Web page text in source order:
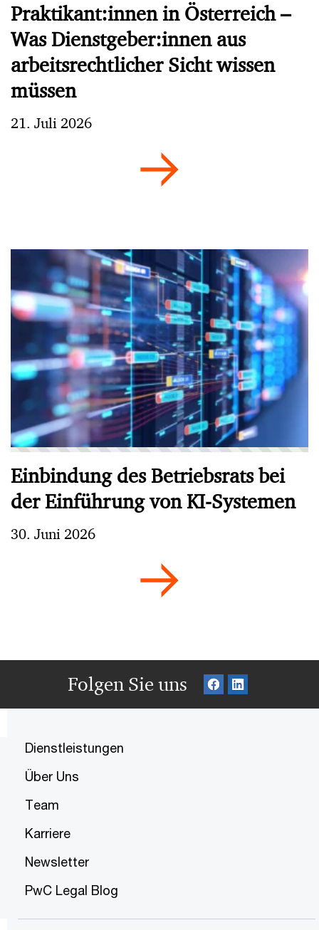
Praktikant:innen in Österreich –
Was Dienstgeber:innen aus
arbeitsrechtlicher Sicht wissen
müssen
21. Juli 2026
Einbindung des Betriebsrats bei
der Einführung von KI-Systemen
30. Juni 2026
Folgen Sie uns
Dienstleistungen
Über Uns
Team
Karriere
Newsletter
PwC Legal Blog